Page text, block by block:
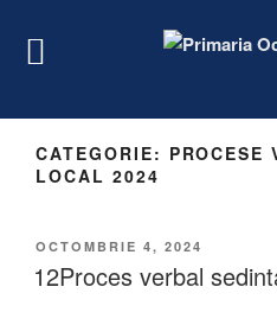
CATEGORIE: PROCESE
LOCAL 2024
OCTOMBRIE 4, 2024
12Proces verbal